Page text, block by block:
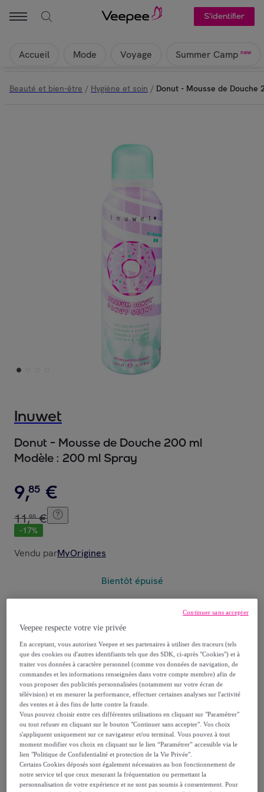
S'identifier
Accueil Mode Voyage Summer Camp new
Beauté et bien-être / Hygiène et soin / Donut - Mousse de Douche
Inuwet
Donut - Mousse de Douche 200 ml
Modèle : 200 ml Spray
9,85 €
11,90 €
-17%
Vendu parMyOrigines
Bientôt épuisé
Livraison
Livraison à partir de2,95 €
Offerte par la marque dès 49 € d'achat
Livraison estimée: entre le11/08et le14/08
Comment ça marche ?
Veepee respecte votre vie privée
En acceptant, vous autorisez Veepee et ses partenaires à utiliser des traceurs (tels
que des cookies ou d'autres identifiants tels que des SDK, ci-après "Cookies") et à
traiter vos données à caractère personnel (comme vos données de navigation, de
commandes et les informations renseignées dans votre compte membre) afin de
vous proposer des publicités personnalisées (notamment sur votre écran de
télévision) et en mesurer la performance, effectuer certaines analyses sur l'activité
des ventes et à des fins de lutte contre la fraude.
Vous pouvez choisir entre ces différentes utilisations en cliquant sur "Paramétrer"
ou tout refuser en cliquant sur le bouton "Continuer sans accepter". Vos choix
s'appliquent uniquement sur ce navigateur et/ou terminal. Vous pouvez à tout
moment modifier vos choix en cliquant sur le lien “Paramétrer” accessible via le
lien "Politique de Confidentialité et protection de la Vie Privée".
Certains Cookies déposés sont également nécessaires au bon fonctionnement de
notre service tel que ceux mesurant la fréquentation ou permettant la
personnalisation de votre expérience et ne sont pas soumis à consentement. Pour
Continuer sans accepter